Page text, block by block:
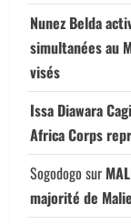
Nunez Belda
simultanées au
visés
Issa Diawara
Africa Corps
Sogodogo sur
majorité de